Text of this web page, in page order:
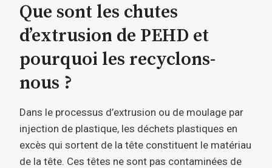
Que sont les chutes
d’extrusion de PEHD et
pourquoi les recyclons-
nous ?
Dans le processus d’extrusion ou de moulage par
injection de plastique, les déchets plastiques en
excès qui sortent de la tête constituent le matériau
de la tête. Ces têtes ne sont pas contaminées de